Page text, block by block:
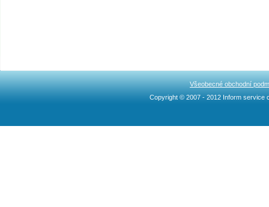
Všeobecné obchodní
Copyright © 2007 - 2012 Inform service